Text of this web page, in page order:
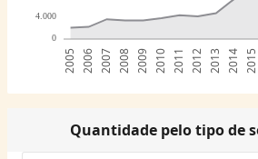
0
4.000
2005 2006 2007 2008 2009 2010 2011 2012 2013 2014 2015
Quantidade pelo tipo de